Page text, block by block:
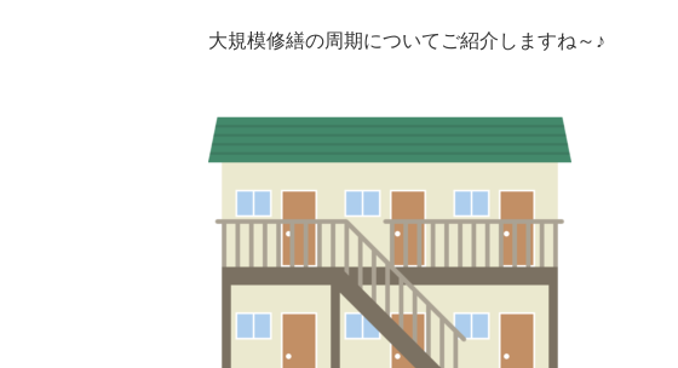
大規模修繕の周期についてご紹介しますね～♪